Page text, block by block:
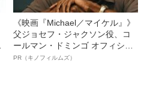
《映画『Michael／マイケル』》
父ジョセフ・ジャクソン役、コ
ールマン・ドミンゴ オフィシャ
ルインタビュー“観客を魅了した
PR（キノフィルムズ）